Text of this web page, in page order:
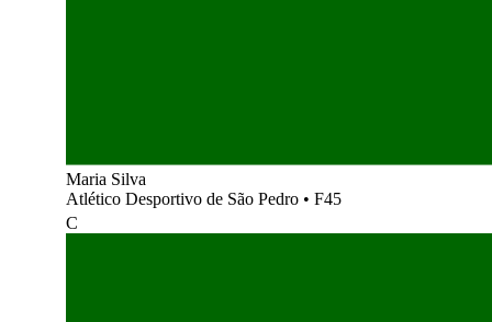
Maria Silva
Atlético Desportivo de São Pedro • F45
C